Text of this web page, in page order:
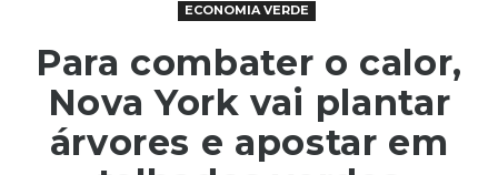
ECONOMIA VERDE
Para combater o calor,
Nova York vai plantar
árvores e apostar em